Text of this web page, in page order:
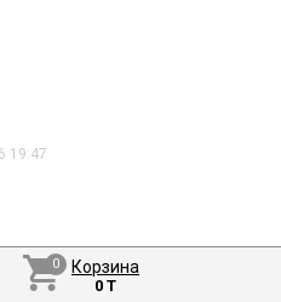
19:47
0 Корзина
0 T